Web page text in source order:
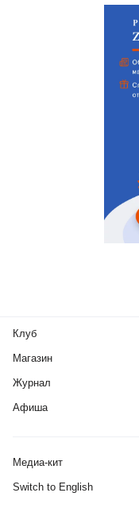
Клуб
Магазин
Журнал
Афиша
Медиа-кит
Switch to English